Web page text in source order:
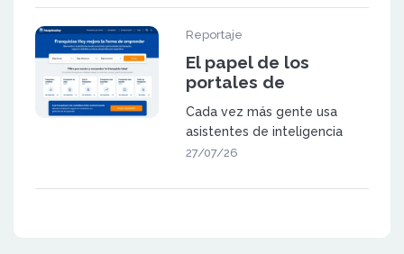
Reportaje
El papel de los
portales de
franquicia en la
búsqueda
generativa
Cada vez más gente usa
asistentes de inteligencia
artificial (como ChatGPT,
27/07/26